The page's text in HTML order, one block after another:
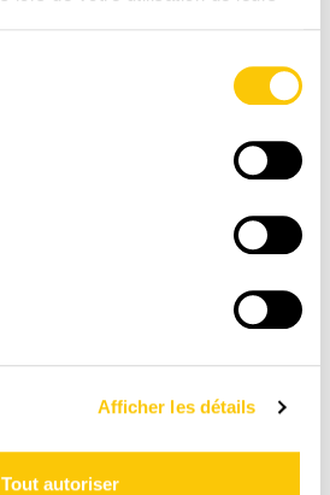
Afficher les détails
Tout autoriser